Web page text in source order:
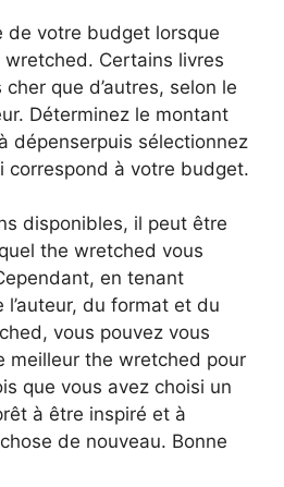
de votre budget lorsque
Certains livres
que d’autres, selon le
Déterminez le montant
dépenserpuis sélectionnez
correspond à votre budget.
disponibles, il peut être
the wretched vous
en tenant
du format et du
vous pouvez vous
meilleur the wretched pour
que vous avez choisi un
à être inspiré et à
de nouveau. Bonne